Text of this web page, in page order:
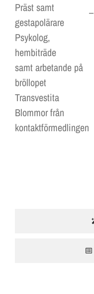
Präst samt
gestapolärare
Psykolog,
hembiträde
samt arbetande på
bröllopet
Transvestita
Blommor från
kontaktförmedlingen
–